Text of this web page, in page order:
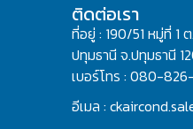
ติดต่อเรา
ที่อยู่ : 190/51 หมู่ที่ 1
ปทุมธานี จ.ปทุมธานี
เบอร์โทร : 080-
อีเมล :